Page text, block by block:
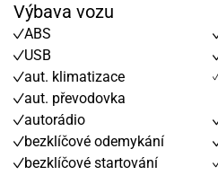
Výbava vozu
ABS
USB
aut. klimatizace
aut. převodovka
autorádio
bezklíčové odemykání
bezklíčové startování